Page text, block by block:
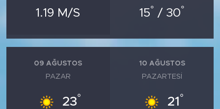
1.19 M/S 15° / 30°
09 AĞUSTOS
PAZAR
23°
10 AĞUSTOS
PAZARTESI
21 °
MEDYA KÖŞESİ
FOTO GALERİ
VİDEOLAR